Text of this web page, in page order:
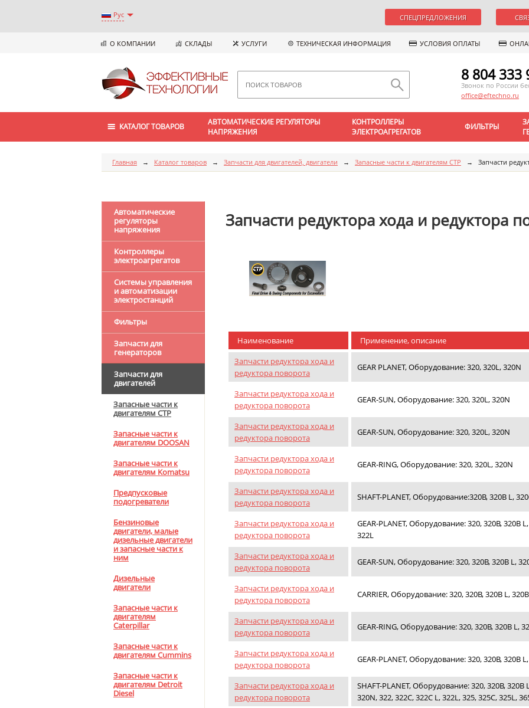
Рус СПЕЦПРЕДЛОЖЕНИЯ
О КОМПАНИИ СКЛАДЫ УСЛУГИ ТЕХНИЧЕСКАЯ ИНФОРМАЦИЯ УСЛОВИЯ ОПЛАТЫ
8 804 333
Звонок по России
office@eftechno.ru
КАТАЛОГ ТОВАРОВ
АВТОМАТИЧЕСКИЕ РЕГУЛЯТОРЫ
НАПРЯЖЕНИЯ
КОНТРОЛЛЕРЫ
ЭЛЕКТРОАГРЕГАТОВ
ФИЛЬТРЫ
Главная → Каталог товаров → Запчасти для двигателей, двигатели → Запасные части к двигателям CTP → Запчасти
Автоматические
регуляторы
напряжения
Контроллеры
электроагрегатов
Системы управления
и автоматизации
электростанций
Фильтры
Запчасти для
генераторов
Запчасти для
двигателей
Запасные части к
двигателям CTP
Запасные части к
двигателям DOOSAN
Запасные части к
двигателям Komatsu
Предпусковые
подогреватели
Бензиновые
двигатели, малые
дизельные двигатели
и запасные части к
ним
Дизельные
двигатели
Запасные части к
двигателям
Caterpillar
Запасные части к
двигателям Cummins
Запасные части к
двигателям Detroit
Diesel
Запчасти редуктора хода и редуктора
Наименование Применение, описание
Запчасти редуктора хода и
редуктора поворота
GEAR PLANET, Оборудование: 320, 320L, 320N
Запчасти редуктора хода и
редуктора поворота
GEAR-SUN, Оборудование: 320, 320L, 320N
Запчасти редуктора хода и
редуктора поворота
GEAR-SUN, Оборудование: 320, 320L, 320N
Запчасти редуктора хода и
редуктора поворота
GEAR-RING, Оборудование: 320, 320L, 320N
Запчасти редуктора хода и
редуктора поворота
SHAFT-PLANET, Оборудование:320B, 320B L,
Запчасти редуктора хода и
редуктора поворота
GEAR-PLANET, Оборудование: 320, 320B, 320B
322L
Запчасти редуктора хода и
редуктора поворота
GEAR-SUN, Оборудование: 320, 320B, 320B L,
Запчасти редуктора хода и
редуктора поворота
CARRIER, Оборудование: 320, 320B, 320B L,
Запчасти редуктора хода и
редуктора поворота
GEAR-RING, Оборудование: 320, 320B, 320B L,
Запчасти редуктора хода и
редуктора поворота
GEAR-PLANET, Оборудование: 320, 320B, 320B
Запчасти редуктора хода и
редуктора поворота
SHAFT-PLANET, Оборудование: 320, 320B, 320B
320N, 322, 322C, 322C L, 322L, 325, 325C, 325L,